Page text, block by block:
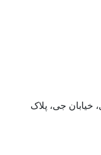
خیابان جی، پلاک